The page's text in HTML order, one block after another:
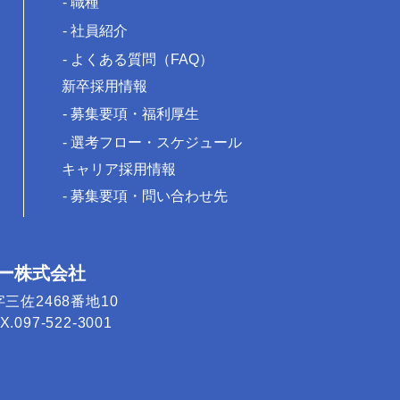
社員紹介
よくある質問（FAQ）
新卒採用情報
募集要項・福利厚生
選考フロー・スケジュール
キャリア採用情報
募集要項・問い合わせ先
株式会社
三佐2468番地10
522-3001